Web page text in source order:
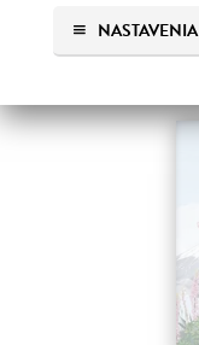
NASTAVENIA